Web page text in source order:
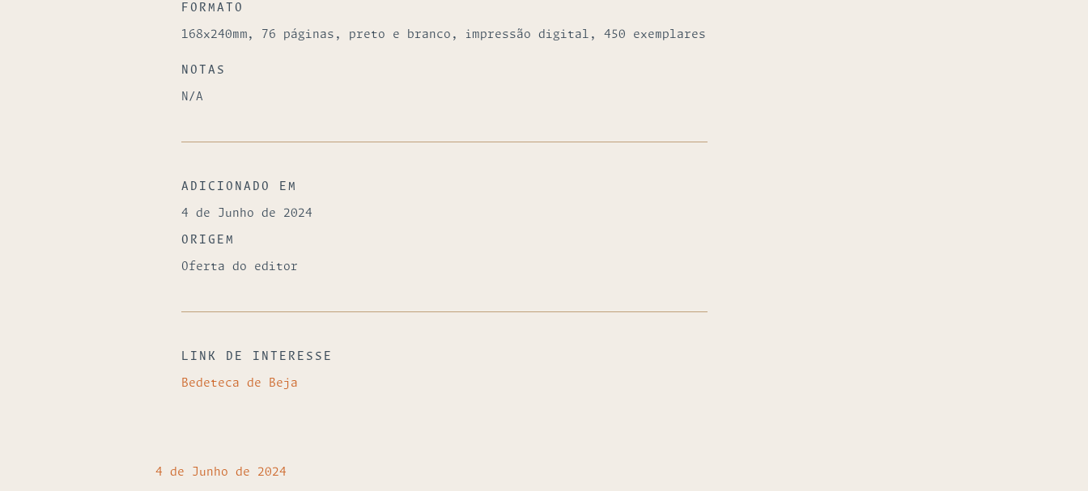
FORMATO
168x240mm, 76 páginas, preto e branco, impressão digital, 450 exemplares
NOTAS
N/A
ADICIONADO EM
4 de Junho de 2024
ORIGEM
Oferta do editor
LINK DE INTERESSE
Bedeteca de Beja
4 de Junho de 2024